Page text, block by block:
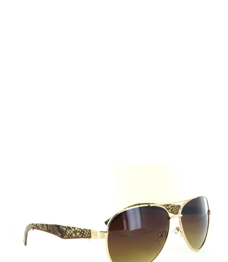
Menge